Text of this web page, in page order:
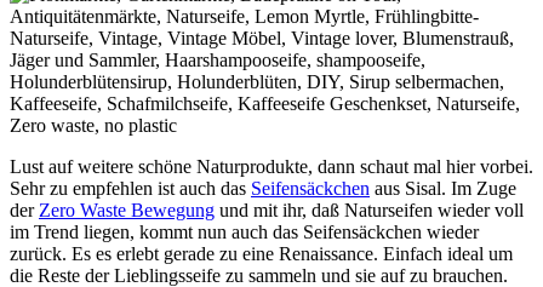
Lust auf weitere schöne Naturprodukte, dann schaut mal hier vorbei.
Sehr zu empfehlen ist auch das Seifensäckchen aus Sisal. Im Zuge
der Zero Waste Bewegung und mit ihr, daß Naturseifen wieder voll
im Trend liegen, kommt nun auch das Seifensäckchen wieder
zurück. Es es erlebt gerade zu eine Renaissance. Einfach ideal um
die Reste der Lieblingsseife zu sammeln und sie auf zu brauchen.